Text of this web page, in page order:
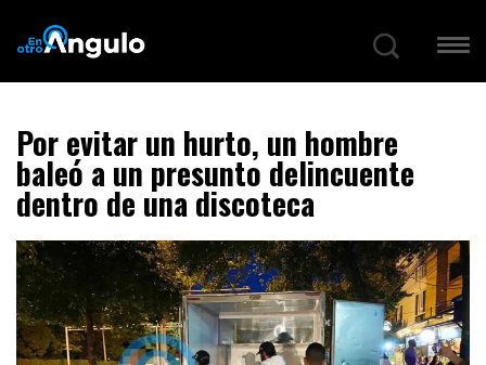
Por evitar un hurto, un hombre
baleó a un presunto delincuente
dentro de una discoteca